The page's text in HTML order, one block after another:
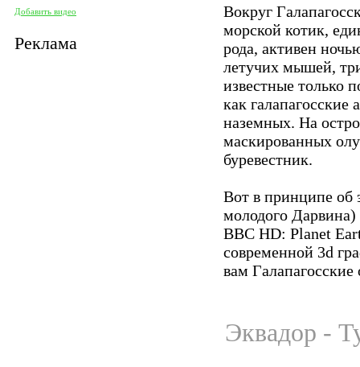
Добавить видео
Реклама
Вокруг
морской котик,
рода, активен
летучих мышей,
известные только
как галапагосские
наземных. На
маскированных
буревестник.
Вот в принципе об
молодого
BBC HD: Planet
современной 3d
вам
Эквадор -